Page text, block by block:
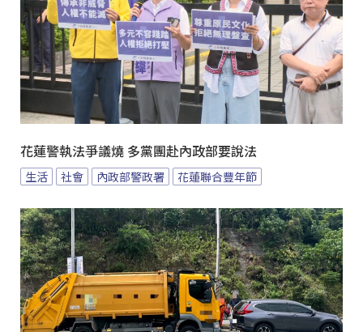
花蓮警執法爭議燒 多黨團赴內政部要說法
生活 社會 內政部警政署 花蓮聯合豐年節